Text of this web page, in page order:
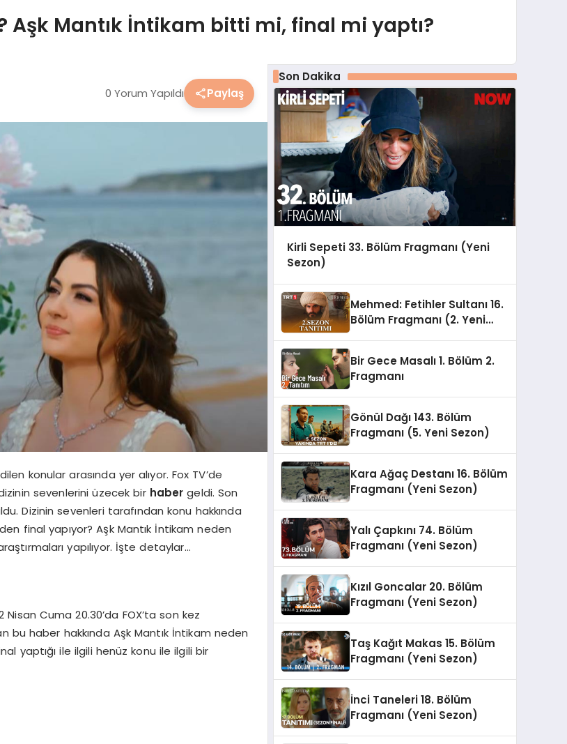
Aşk Mantık İntikam bitti mi, final mi yaptı?
0 Yorum Yapıldı Paylaş
konular arasında yer alıyor. Fox TV’de
sevenlerini üzecek bir haber geldi. Son
Dizinin sevenleri tarafından konu hakkında
final yapıyor? Aşk Mantık İntikam neden
yapılıyor. İşte detaylar…
Cuma 20.30’da FOX’ta son kez
bu haber hakkında Aşk Mantık İntikam neden
yaptığı ile ilgili henüz konu ile ilgili bir
Son Dakika
Kirli Sepeti 33. Bölüm Fragmanı (Yeni
Sezon)
Mehmed: Fetihler Sultanı 16.
Bölüm Fragmanı (2. Yeni
Bir Gece Masalı 1. Bölüm 2.
Fragmanı
Gönül Dağı 143. Bölüm
Fragmanı (5. Yeni Sezon)
Kara Ağaç Destanı 16. Bölüm
Fragmanı (Yeni Sezon)
Yalı Çapkını 74. Bölüm
Fragmanı (Yeni Sezon)
Kızıl Goncalar 20. Bölüm
Fragmanı (Yeni Sezon)
Taş Kağıt Makas 15. Bölüm
Fragmanı (Yeni Sezon)
İnci Taneleri 18. Bölüm
Fragmanı (Yeni Sezon)